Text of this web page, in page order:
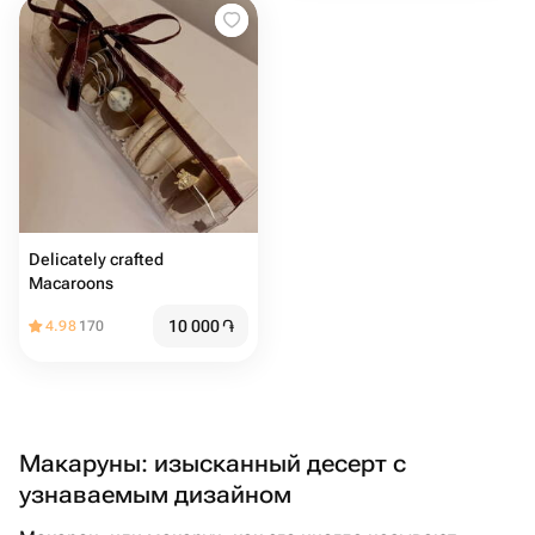
Delicately crafted
Macaroons
4.98 170 10 000֏
Макаруны: изысканный десерт с
узнаваемым дизайном